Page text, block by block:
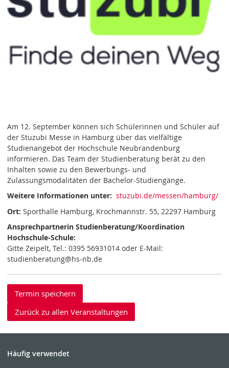
Am 12. September können sich Schülerinnen und Schüler auf
der Stuzubi Messe in Hamburg über das vielfältige
Studienangebot der Hochschule Neubrandenburg
informieren. Das Team der Studienberatung berät zu den
Inhalten sowie zu den Bewerbungs- und
Zulassungsmodalitäten der Bachelor-Studiengänge.
Weitere Informationen unter:stuzubi.de/messen/hamburg/
Ort:Sporthalle Hamburg, Krochmannstr. 55, 22297 Hamburg
Ansprechpartnerin Studienberatung/Koordination
Hochschule-Schule:
Gitte Zeipelt, Tel.: 0395 56931014 oder E-Mail:
studienberatung@hs-nb.de
Termin speichern
Zurück zu allen Veranstaltungen
Häufig verwendet